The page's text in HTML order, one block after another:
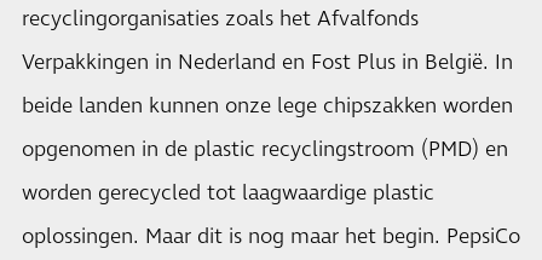
recyclingorganisaties zoals het Afvalfonds
Verpakkingen in Nederland en Fost Plus in België. In
beide landen kunnen onze lege chipszakken worden
opgenomen in de plastic recyclingstroom (PMD) en
worden gerecycled tot laagwaardige plastic
oplossingen. Maar dit is nog maar het begin. PepsiCo